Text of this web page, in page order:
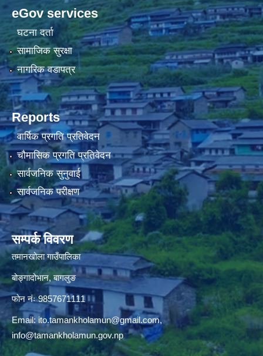
eGov services
घटना दर्ता
सामाजिक सुरक्षा
नागरिक वडापत्र
Reports
वार्षिक प्रगति प्रतिवेदन
चौमासिक प्रगति प्रतिवेदन
सार्वजनिक सुनुवाई
सार्वजनिक परीक्षण
सम्पर्क विवरण
तमानखोला गाउँपालिका
बोङ्गादोभान, बागलुङ
फोन नंः 9857671111
Email: ito.tamankholamun@gmail.com,
info@tamankholamun.gov.np